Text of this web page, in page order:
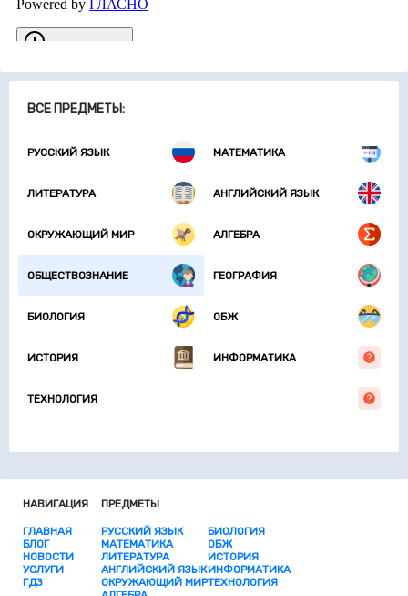
ВСЕ ПРЕДМЕТЫ:
РУССКИЙ ЯЗЫК МАТЕМАТИКА
ЛИТЕРАТУРА АНГЛИЙСКИЙ ЯЗЫК
ОКРУЖАЮЩИЙ МИР АЛГЕБРА
ОБЩЕСТВОЗНАНИЕ ГЕОГРАФИЯ
БИОЛОГИЯ ОБЖ
ИСТОРИЯ ИНФОРМАТИКА
ТЕХНОЛОГИЯ
НАВИГАЦИЯ
ГЛАВНАЯ
БЛОГ
НОВОСТИ
УСЛУГИ
ГДЗ
ПРЕДМЕТЫ
РУССКИЙ ЯЗЫК
МАТЕМАТИКА
ЛИТЕРАТУРА
АНГЛИЙСКИЙ ЯЗЫК
ОКРУЖАЮЩИЙ МИР
БИОЛОГИЯ
ОБЖ
ИСТОРИЯ
ИНФОРМАТИКА
ТЕХНОЛОГИЯ